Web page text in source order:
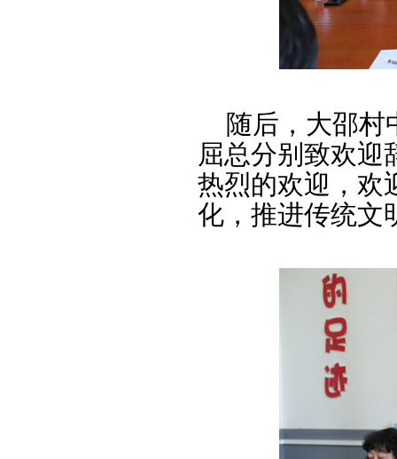
随后，大邵村
屈总分别致欢迎
热烈的欢迎，欢
化，推进传统文